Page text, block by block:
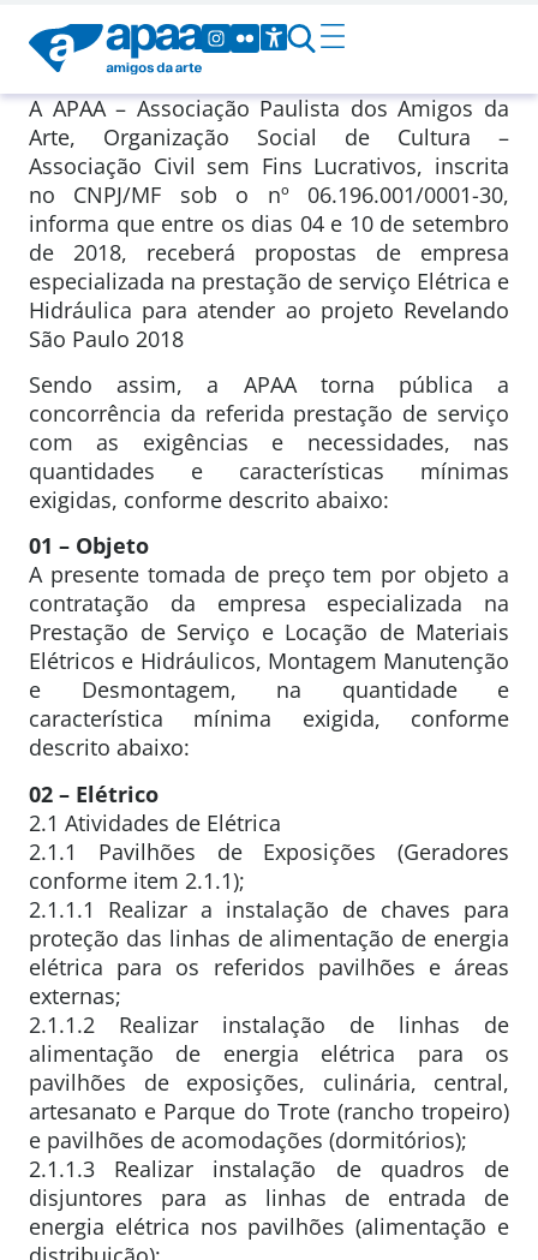
A APAA – Associação Paulista dos Amigos da
Arte, Organização Social de Cultura –
Associação Civil sem Fins Lucrativos, inscrita
no CNPJ/MF sob o nº 06.196.001/0001-30,
informa que entre os dias 04 e 10 de setembro
de 2018, receberá propostas de empresa
especializada na prestação de serviço Elétrica e
Hidráulica para atender ao projeto Revelando
São Paulo 2018
Sendo assim, a APAA torna pública a
concorrência da referida prestação de serviço
com as exigências e necessidades, nas
quantidades e características mínimas
exigidas, conforme descrito abaixo:
01 – Objeto
A presente tomada de preço tem por objeto a
contratação da empresa especializada na
Prestação de Serviço e Locação de Materiais
Elétricos e Hidráulicos, Montagem Manutenção
e Desmontagem, na quantidade e
característica mínima exigida, conforme
descrito abaixo:
02 – Elétrico
2.1 Atividades de Elétrica
2.1.1 Pavilhões de Exposições (Geradores
conforme item 2.1.1);
2.1.1.1 Realizar a instalação de chaves para
proteção das linhas de alimentação de energia
elétrica para os referidos pavilhões e áreas
externas;
2.1.1.2 Realizar instalação de linhas de
alimentação de energia elétrica para os
pavilhões de exposições, culinária, central,
artesanato e Parque do Trote (rancho tropeiro)
e pavilhões de acomodações (dormitórios);
2.1.1.3 Realizar instalação de quadros de
disjuntores para as linhas de entrada de
energia elétrica nos pavilhões (alimentação e